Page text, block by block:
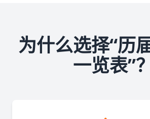
为什么选择“历
一览表”？